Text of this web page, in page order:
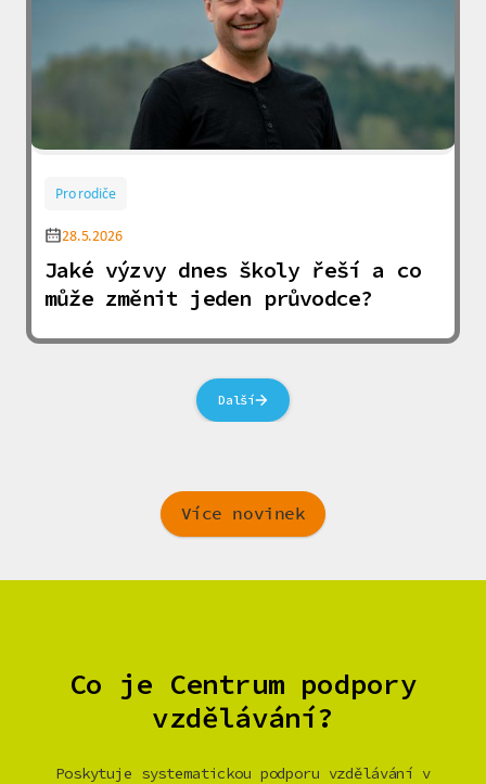
Pro rodiče
28.5.2026
Jaké výzvy dnes školy řeší a co
může změnit jeden průvodce?
Další
Více novinek
Co je Centrum podpory
vzdělávání?
Poskytuje systematickou podporu vzdělávání v